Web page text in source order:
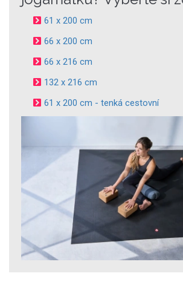
61 x 200 cm
66 x 200 cm
66 x 216 cm
132 x 216 cm
61 x 200 cm - tenká cestovní